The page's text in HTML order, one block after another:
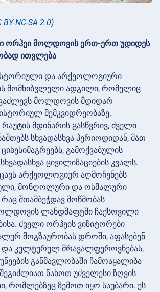
BY-NC-SA 2.0)
ორჰეი მოლდოვის ერთ-ერთ უდიდეს
ითვლება
და არქეოლოგიური
მომხიბვლელი ადგილი, რომელიც
მოლდოვის მდიდარ
მემკვიდრეობაზე.
მდინარის გასწვრივ, ძველი
სხვადასხვა პერიოდიდან, მათ
გამოქვაბულის
ცივილიზაციების კვალს.
არქეოლოგიურ აღმოჩენებს
მონღოლური და ოსმალური
შთამბეჭდავ მოწმობას
ლანდშაფტში ჩაქსოვილი
ძველი ორჰეის ვიზიტორები
მოგზაურობას დროში, აფასებენ
კულტურულ მრავალფეროვნებას,
განმავლობაში ჩამოაყალიბა
ნახოთ უძველესი ზღვის
რომლებზეც ზემოთ იყო საუბარი. ეს